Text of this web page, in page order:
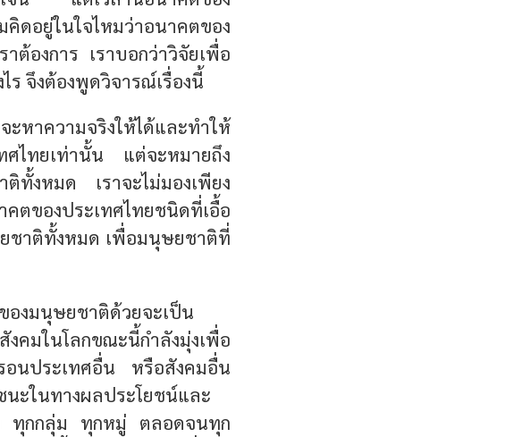
อยู่ในใจไหมว่าอนาคตของ
ต้องการ เราบอกว่าวิจัยเพื่อ
ร จึงต้องพูดวิจารณ์เรื่องนี้
หาความจริงให้ได้และทำให้
ศไทยเท่านั้น แต่จะหมายถึง
ทั้งหมด เราจะไม่มองเพียง
ตของประเทศไทยชนิดที่เอื้อ
ชาติทั้งหมด เพื่อมนุษยชาติที่
องมนุษยชาติด้วยจะเป็น
มในโลกขณะนี้กำลังมุ่งเพื่อ
อนประเทศอื่น หรือสังคมอื่น
ะในทางผลประโยชน์และ
ทุกกลุ่ม ทุกหมู่ ตลอดจนทุก